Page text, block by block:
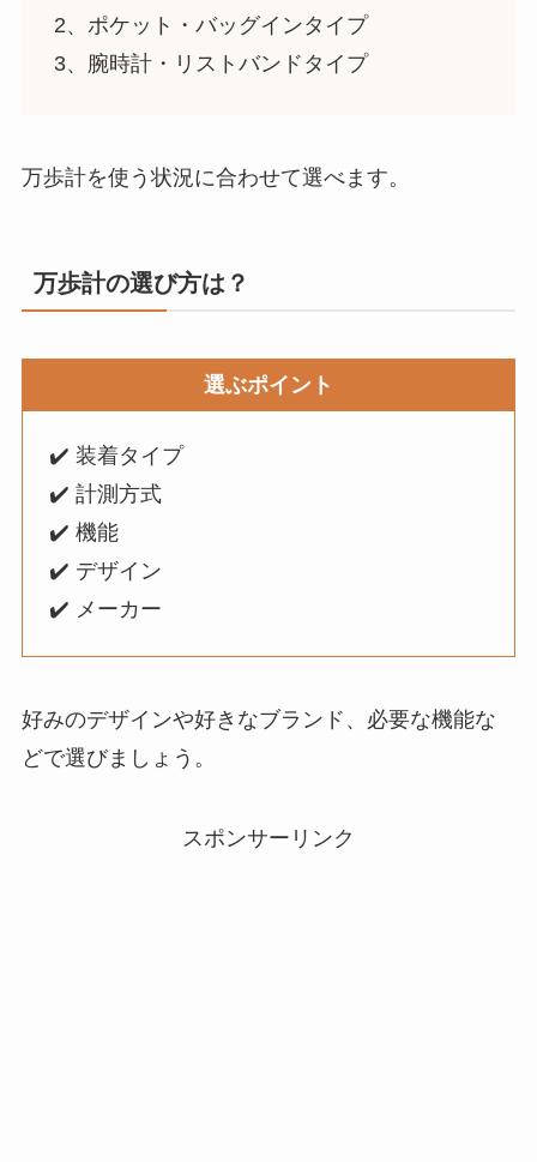
2、 ポケット・バッグインタイプ
3、 腕時計・リストバンドタイプ
万歩計を使う状況に合わせて選べます。
万歩計の選び方は？
選ぶポイント
✔️ 装着タイプ
✔️ 計測方式
✔️ 機能
✔️ デザイン
✔️ メーカー
好みのデザインや好きなブランド、必要な機能な
どで選びましょう。
スポンサーリンク